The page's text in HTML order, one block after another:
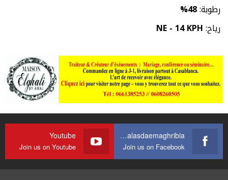
رطوبة:48%
رياح:NE - 14 KPH
https://web.facebook.com/journalasdaemaghribia/
Join us on Facebook
Youtube
Join us on Youtube